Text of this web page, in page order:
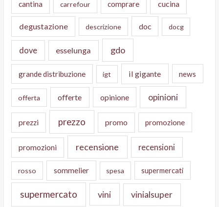
cantina carrefour comprare cucina
degustazione descrizione doc docg
dove esselunga gdo
grande distribuzione igt il gigante news
offerta offerte opinione opinioni
prezzi prezzo promo promozione
promozioni recensione recensioni
rosso sommelier spesa supermercati
supermercato vini vinialsuper